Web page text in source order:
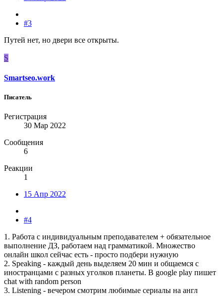
#3
Путей нет, но двери все открыты.
S
Smartseo.work
Писатель
Регистрация
30 Мар 2022
Сообщения
6
Реакции
1
15 Апр 2022
#4
1. Работа с индивидуальным преподавателем + обязательное
выполнение ДЗ, работаем над грамматикой. Множество
онлайн школ сейчас есть - просто подбери нужную
2. Speaking - каждый день выделяем 20 мин и общаемся с
иностранцами с разных уголков планеты. В google play пишет
chat with random person
3. Listening - вечером смотрим любимые сериалы на англ